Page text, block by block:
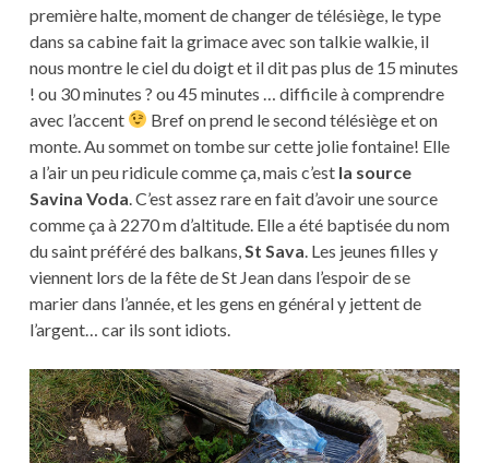
première halte, moment de changer de télésiège, le type
dans sa cabine fait la grimace avec son talkie walkie, il
nous montre le ciel du doigt et il dit pas plus de 15 minutes
! ou 30 minutes ? ou 45 minutes … difficile à comprendre
avec l’accent
Bref on prend le second télésiège et on
monte. Au sommet on tombe sur cette jolie fontaine! Elle
a l’air un peu ridicule comme ça, mais c’est la source
Savina Voda . C’est assez rare en fait d’avoir une source
comme ça à 2270 m d’altitude. Elle a été baptisée du nom
du saint préféré des balkans, St Sava . Les jeunes filles y
viennent lors de la fête de St Jean dans l’espoir de se
marier dans l’année, et les gens en général y jettent de
l’argent… car ils sont idiots.